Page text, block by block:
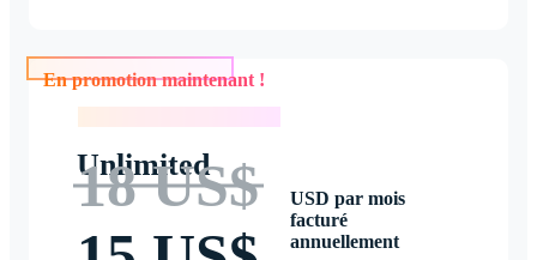
En promotion maintenant !
Unlimited
18 US$
USD par mois
facturé
annuellement